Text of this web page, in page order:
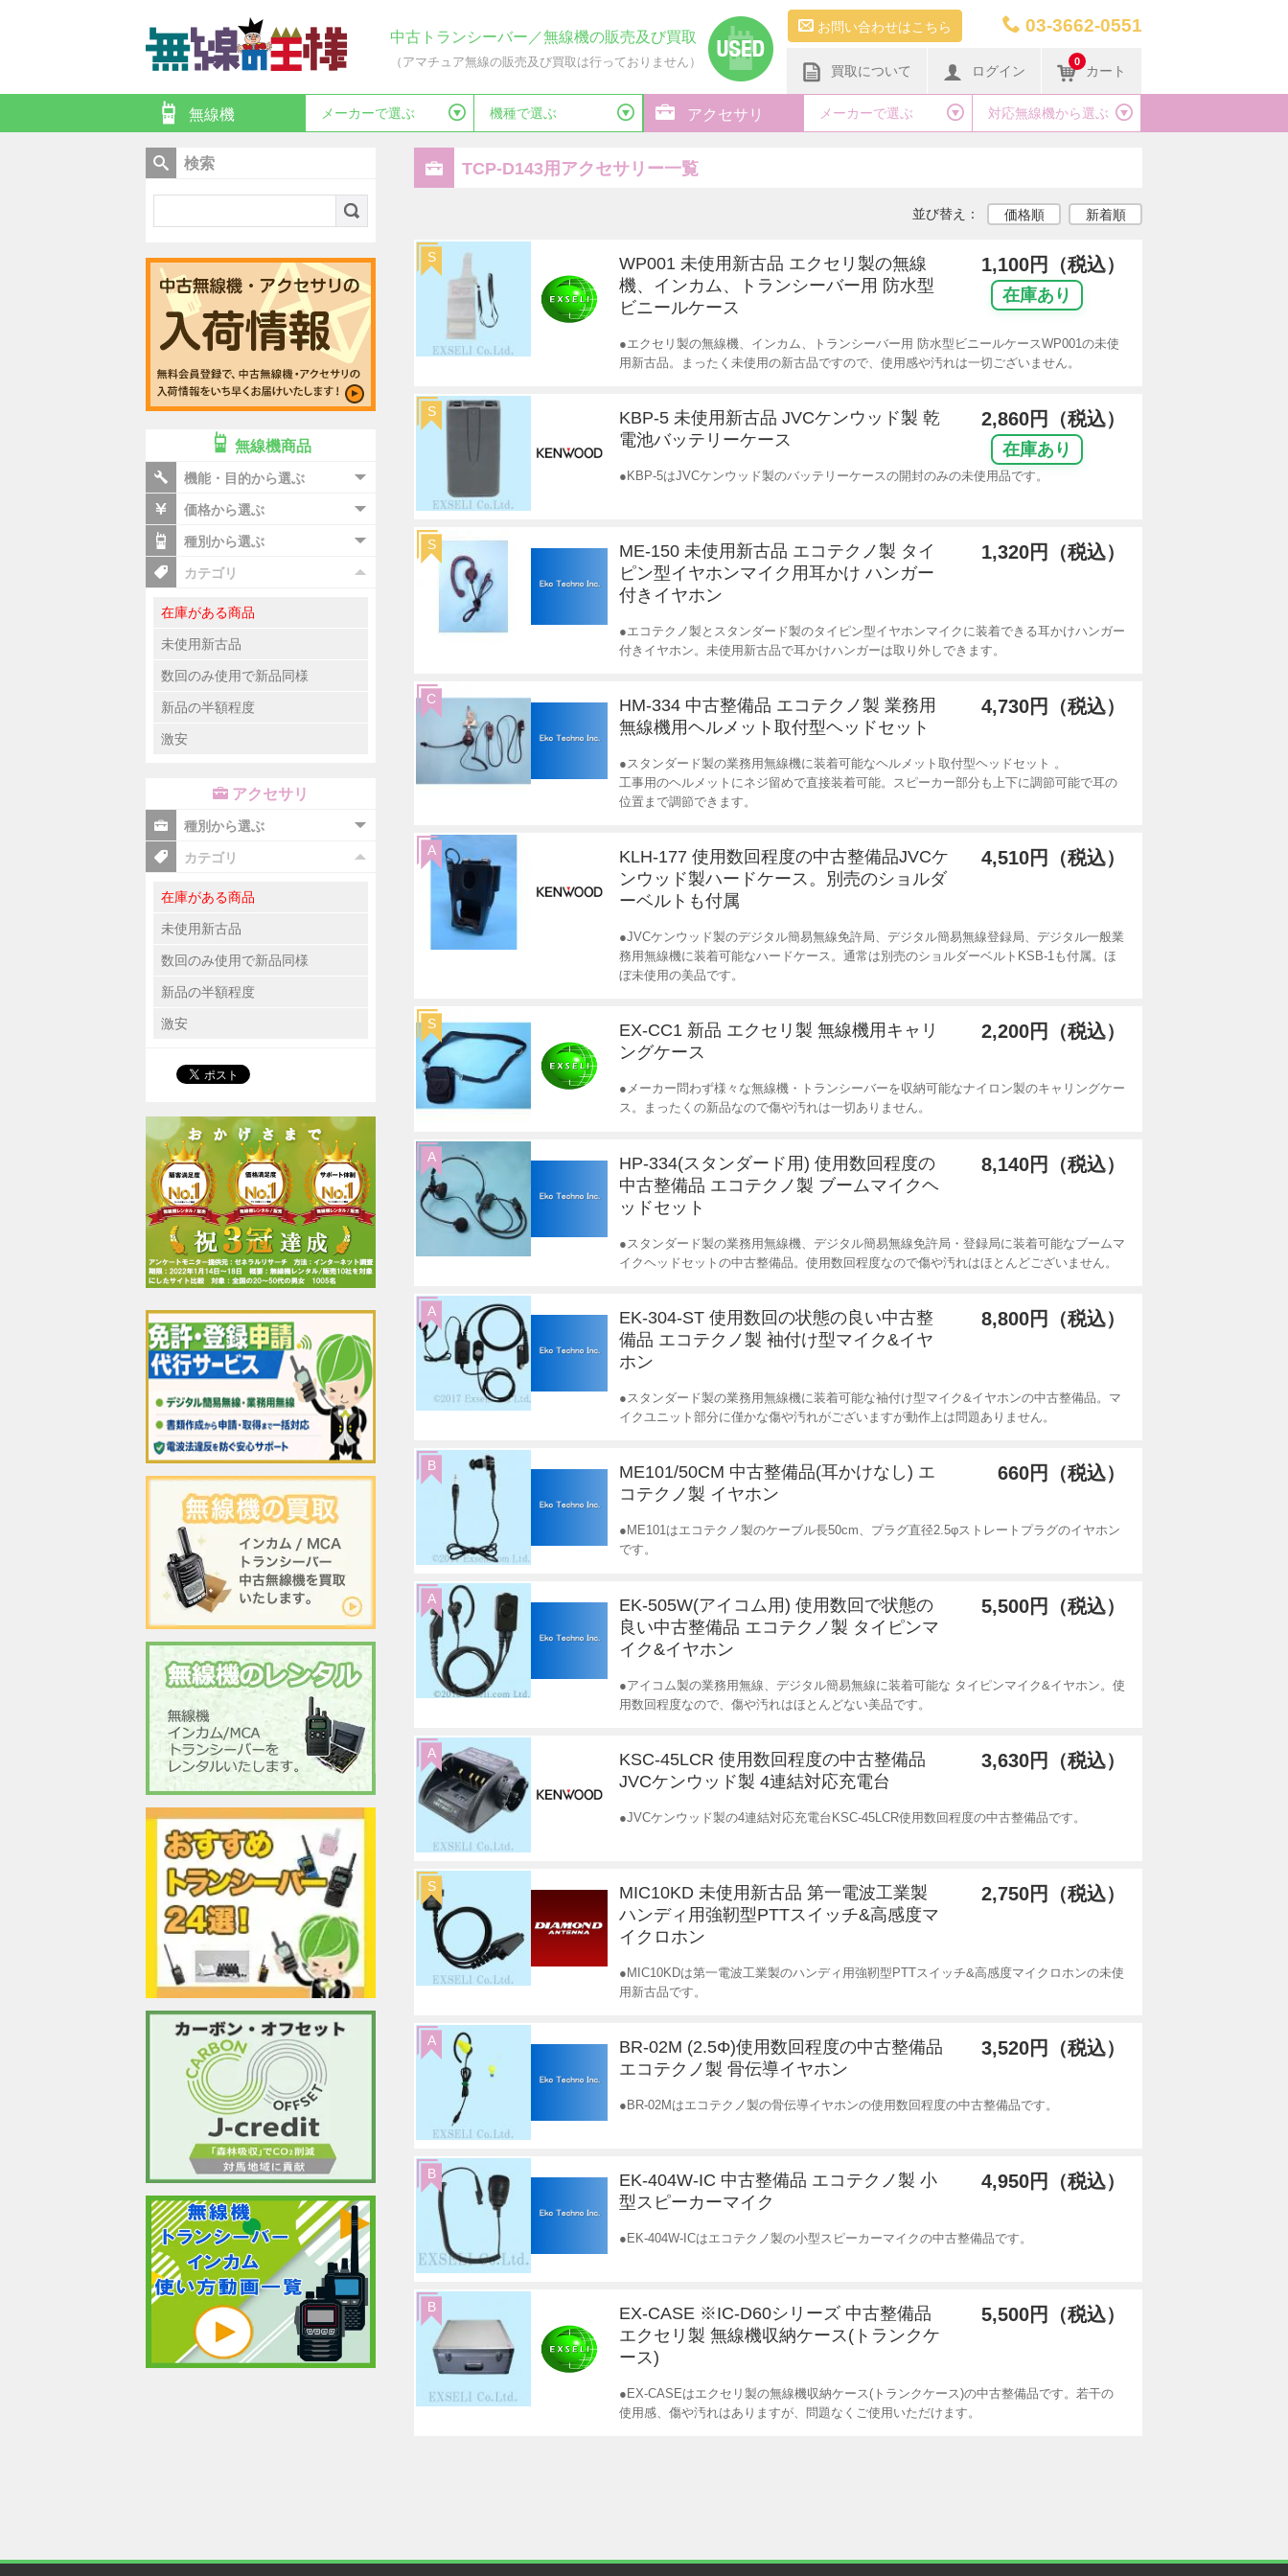
中古トランシーバー／無線機の販売及び買取
（アマチュア無線の販売及び買取は行っておりません）
お問い合わせはこちら 03-3662-0551
買取について ログイン
0
カート
無線機 メーカーで選ぶ 機種で選ぶ アクセサリ メーカーで選ぶ 対応無線機から選ぶ
TCP-D143用アクセサリー一覧
並び替え： 価格順 新着順
WP001 未使用新古品 エクセリ製の無線
機、インカム、トランシーバー用 防水型
ビニールケース
1,100円（税込）
在庫あり
●エクセリ製の無線機、インカム、トランシーバー用 防水型ビニールケースWP001の未使
用新古品。まったく未使用の新古品ですので、使用感や汚れは一切ございません。
S
KBP-5 未使用新古品 JVCケンウッド製 乾
電池バッテリーケース
2,860円（税込）
在庫あり
●KBP-5はJVCケンウッド製のバッテリーケースの開封のみの未使用品です。
S
ME-150 未使用新古品 エコテクノ製 タイ
ピン型イヤホンマイク用耳かけ ハンガー
付きイヤホン
1,320円（税込）
●エコテクノ製とスタンダード製のタイピン型イヤホンマイクに装着できる耳かけハンガー
付きイヤホン。未使用新古品で耳かけハンガーは取り外しできます。
S
HM-334 中古整備品 エコテクノ製 業務用
無線機用ヘルメット取付型ヘッドセット
4,730円（税込）
●スタンダード製の業務用無線機に装着可能なヘルメット取付型ヘッドセット 。
工事用のヘルメットにネジ留めで直接装着可能。スピーカー部分も上下に調節可能で耳の
位置まで調節できます。
C
KLH-177 使用数回程度の中古整備品JVCケ
ンウッド製ハードケース。別売のショルダ
ーベルトも付属
4,510円（税込）
●JVCケンウッド製のデジタル簡易無線免許局、デジタル簡易無線登録局、デジタル一般業
務用無線機に装着可能なハードケース。通常は別売のショルダーベルトKSB-1も付属。ほ
ぼ未使用の美品です。
A
EX-CC1 新品 エクセリ製 無線機用キャリ
ングケース
2,200円（税込）
●メーカー問わず様々な無線機・トランシーバーを収納可能なナイロン製のキャリングケー
ス。まったくの新品なので傷や汚れは一切ありません。
S
HP-334(スタンダード用) 使用数回程度の
中古整備品 エコテクノ製 ブームマイクヘ
ッドセット
8,140円（税込）
●スタンダード製の業務用無線機、デジタル簡易無線免許局・登録局に装着可能なブームマ
イクヘッドセットの中古整備品。使用数回程度なので傷や汚れはほとんどございません。
A
EK-304-ST 使用数回の状態の良い中古整
備品 エコテクノ製 袖付け型マイク&イヤ
ホン
8,800円（税込）
●スタンダード製の業務用無線機に装着可能な袖付け型マイク&イヤホンの中古整備品。マ
イクユニット部分に僅かな傷や汚れがございますが動作上は問題ありません。
A
ME101/50CM 中古整備品(耳かけなし) エ
コテクノ製 イヤホン
660円（税込）
●ME101はエコテクノ製のケーブル長50cm、プラグ直径2.5φストレートプラグのイヤホン
です。
B
EK-505W(アイコム用) 使用数回で状態の
良い中古整備品 エコテクノ製 タイピンマ
イク&イヤホン
5,500円（税込）
●アイコム製の業務用無線、デジタル簡易無線に装着可能な タイピンマイク&イヤホン。使
用数回程度なので、傷や汚れはほとんどない美品です。
A
KSC-45LCR 使用数回程度の中古整備品
JVCケンウッド製 4連結対応充電台
3,630円（税込）
●JVCケンウッド製の4連結対応充電台KSC-45LCR使用数回程度の中古整備品です。
A
MIC10KD 未使用新古品 第一電波工業製
ハンディ用強靭型PTTスイッチ&高感度マ
イクロホン
2,750円（税込）
●MIC10KDは第一電波工業製のハンディ用強靭型PTTスイッチ&高感度マイクロホンの未使
用新古品です。
S
BR-02M (2.5Φ)使用数回程度の中古整備品
エコテクノ製 骨伝導イヤホン
3,520円（税込）
●BR-02Mはエコテクノ製の骨伝導イヤホンの使用数回程度の中古整備品です。
A
EK-404W-IC 中古整備品 エコテクノ製 小
型スピーカーマイク
4,950円（税込）
●EK-404W-ICはエコテクノ製の小型スピーカーマイクの中古整備品です。
B
EX-CASE ※IC-D60シリーズ 中古整備品
エクセリ製 無線機収納ケース(トランクケ
ース)
5,500円（税込）
●EX-CASEはエクセリ製の無線機収納ケース(トランクケース)の中古整備品です。若干の
使用感、傷や汚れはありますが、問題なくご使用いただけます。
B
検索
無線機商品
機能・目的から選ぶ
価格から選ぶ
種別から選ぶ
カテゴリ
在庫がある商品
未使用新古品
数回のみ使用で新品同様
新品の半額程度
激安
アクセサリ
種別から選ぶ
カテゴリ
在庫がある商品
未使用新古品
数回のみ使用で新品同様
新品の半額程度
激安